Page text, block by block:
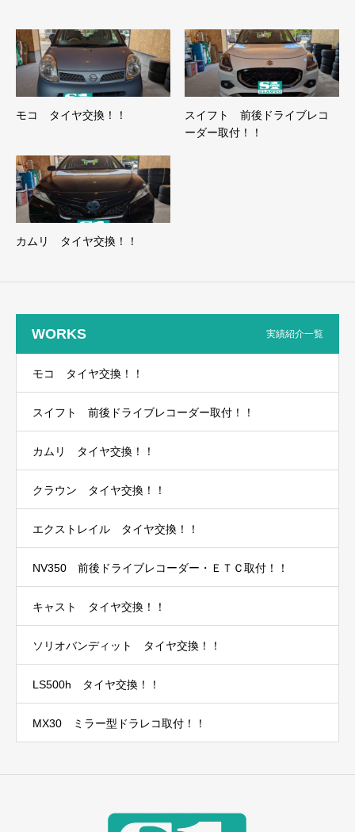
モコ タイヤ交換！！
スイフト 前後ドライブレコ
ーダー取付！！
カムリ タイヤ交換！！
WORKS 実績紹介一覧
モコ タイヤ交換！！
スイフト 前後ドライブレコーダー取付！！
カムリ タイヤ交換！！
クラウン タイヤ交換！！
エクストレイル タイヤ交換！！
NV350 前後ドライブレコーダー・ＥＴＣ取付！！
キャスト タイヤ交換！！
ソリオバンディット タイヤ交換！！
LS500h タイヤ交換！！
MX30 ミラー型ドラレコ取付！！